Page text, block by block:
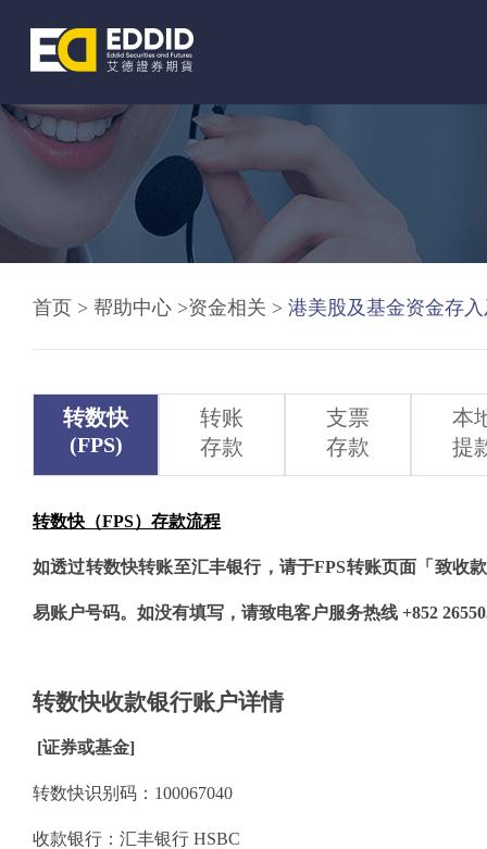
首页
业务介绍
软件下载
首页 > 帮助中心 >资金相关 > 港美股及基金资金存
转数快
(FPS)
转账
存款
支票
存款
本
提
转数快（FPS）存款流程
如透过转数快转账至汇丰银行，请于FPS转账页面「致收
易账户号码。如没有填写，请致电客户服务热线 +852
转数快收款银行账户详情
[证券或基金]
转数快识别码： 100067040
收款银行：汇丰银行 HSBC